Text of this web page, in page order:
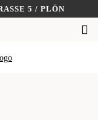
5 / PLÖN
SUCHEN